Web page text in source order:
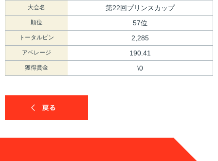
大会名 第22回プリンスカップ
順位 57位
トータルピン 2,285
アベレージ 190.41
獲得賞金 \0